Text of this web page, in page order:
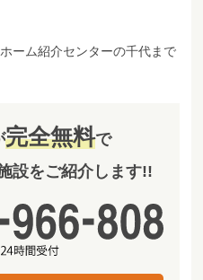
ーム紹介センターの千代まで
完全無料で
設をご紹介します!!